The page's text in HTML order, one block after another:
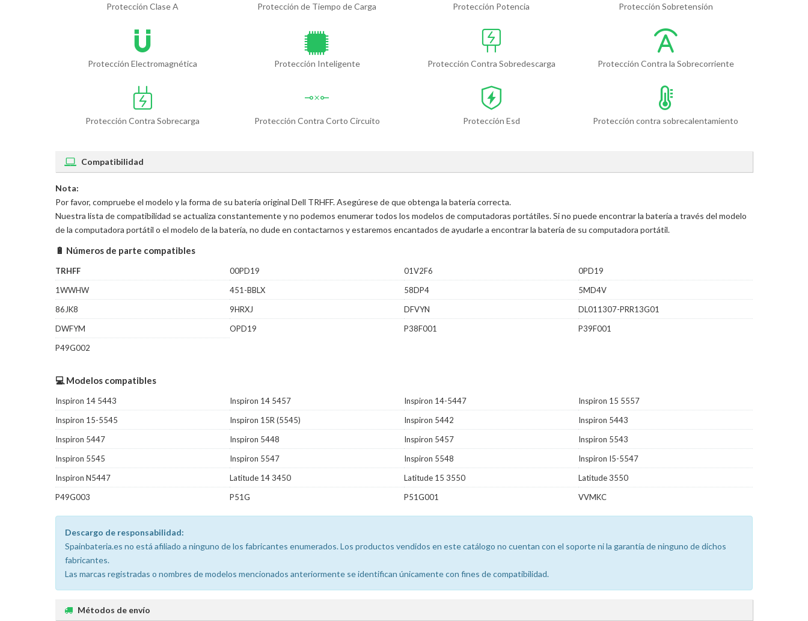
Protección Clase A Protección de Tiempo de Carga Protección Potencia Protección Sobretensión
Protección Electromagnética Protección Inteligente Protección Contra Sobredescarga Protección Contra la Sobrecorriente
Protección Contra Sobrecarga Protección Contra Corto Circuito Protección Esd Protección contra sobrecalentamiento
Compatibilidad
Nota:
Por favor, compruebe el modelo y la forma de su batería original Dell TRHFF. Asegúrese de que obtenga la batería correcta.
Nuestra lista de compatibilidad se actualiza constantemente y no podemos enumerar todos los modelos de computadoras portátiles. Si no puede encontrar la batería a través del modelo
de la computadora portátil o el modelo de la batería, no dude en contactarnos y estaremos encantados de ayudarle a encontrar la batería de su computadora portátil.
🔋 Números de parte compatibles
TRHFF 00PD19 01V2F6
0PD19
1WWHW
451-BBLX 58DP4
5MD4V
86JK8
9HRXJ DFVYN
DL011307-PRR13G01
DWFYM
OPD19 P38F001
P39F001
P49G002
💻 Modelos compatibles
Inspiron 14 5443 Inspiron 14 5457 Inspiron 14-5447
Inspiron 15 5557
Inspiron 15-5545
Inspiron 15R (5545) Inspiron 5442
Inspiron 5443
Inspiron 5447
Inspiron 5448 Inspiron 5457
Inspiron 5543
Inspiron 5545
Inspiron 5547 Inspiron 5548
Inspiron I5-5547
Inspiron N5447
Latitude 14 3450 Latitude 15 3550
Latitude 3550
P49G003
P51G P51G001 VVMKC
Descargo de responsabilidad:
Spainbateria.es no está afiliado a ninguno de los fabricantes enumerados. Los productos vendidos en este catálogo no cuentan con el soporte ni la garantía de ninguno de dichos
fabricantes.
Las marcas registradas o nombres de modelos mencionados anteriormente se identifican únicamente con fines de compatibilidad.
Métodos de envío